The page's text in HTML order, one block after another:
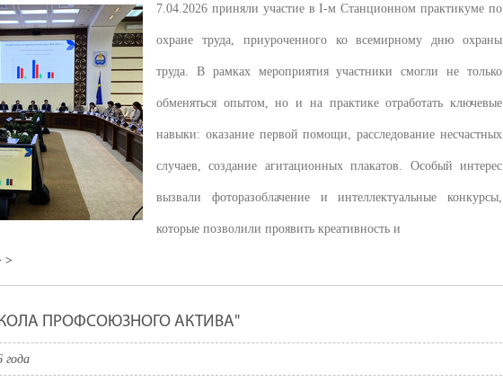
проходил Сибирский тракт, а затем
После смерти В. И. Ленина, улица
деревья.
центральных площадей города. Базарная
7.04.2026 приняли участие в I-м Станционном практикуме по
охране труда, приуроченного ко всемирному дню охраны
труда. В рамках мероприятия участники смогли не только
обменяться опытом, но и на практике отработать ключевые
навыки: оказание первой помощи, расследование несчастных
случаев, создание агитационных плакатов. Особый интерес
вызвали фоторазоблачение и интеллектуальные конкурсы,
которые позволили проявить креативность и
>
ПРОФСОЮЗНОГО АКТИВА"
года